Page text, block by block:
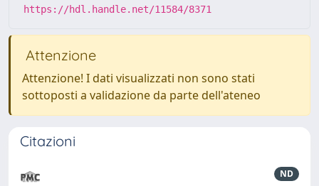
https://hdl.handle.net/11584/8371
Attenzione
Attenzione! I dati visualizzati non sono stati
sottoposti a validazione da parte dell'ateneo
Citazioni
ND